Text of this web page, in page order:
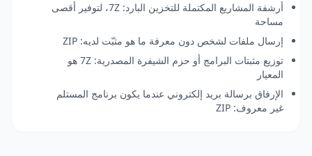
أرشفة المشاريع المكتملة للتخزين البارد: 7Z، لتوفير أقصى
مساحة
إرسال ملفات لشخص دون معرفة ما هو مثبّت لديه: ZIP
توزيع مثبتات البرامج أو حزم الشيفرة المصدرية: 7Z هو
المعيار
الإرفاق برسالة بريد إلكتروني عندما يكون برنامج المستلم
غير معروف: ZIP